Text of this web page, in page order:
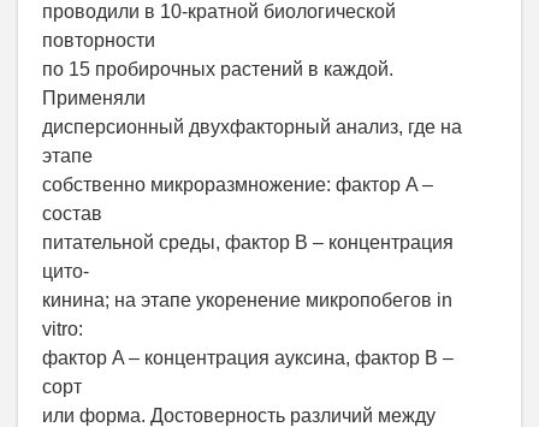
проводили в 10-кратной биологической
повторности
по 15 пробирочных растений в каждой.
Применяли
дисперсионный двухфакторный анализ, где на
этапе
собственно микроразмножение: фактор A –
состав
питательной среды, фактор B – концентрация
цито-
кинина; на этапе укоренение микропобегов in
vitro:
фактор A – концентрация ауксина, фактор B –
сорт
или форма. Достоверность различий между